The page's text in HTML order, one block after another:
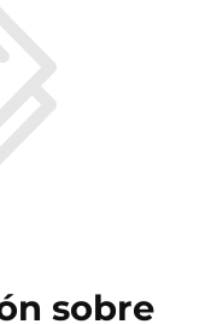
sobre